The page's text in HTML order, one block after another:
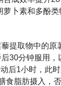
卜素和多酚
提取物中的原
30分钟服用
后1小时，此
食脂肪摄入，